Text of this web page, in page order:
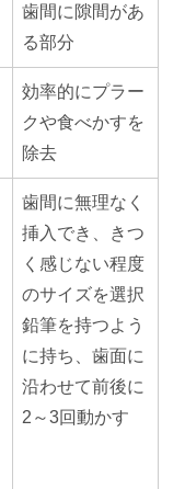
歯間に隙間があ
る部分
効率的にプラー
クや食べかすを
除去
歯間に無理なく
挿入でき、きつ
く感じない程度
のサイズを選択
鉛筆を持つよう
に持ち、歯面に
沿わせて前後に
2～3回動かす